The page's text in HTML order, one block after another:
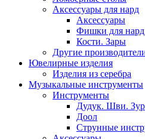
Аксессуары для нард
Аксессуары
Фишки для нард
Кости. Зары
Другие
Ювелирные изделия
Изделия из серебра
Музыкальные инструменты
Инструменты
Дудук. Шви.
Доол
Струнные